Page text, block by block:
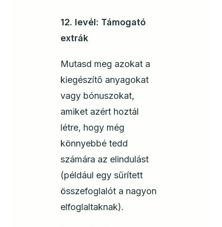
12. levél: Támogató
extrák
Mutasd meg azokat a
kiegészítő anyagokat
vagy bónuszokat,
amiket azért hoztál
létre, hogy még
könnyebbé tedd
számára az elindulást
(például egy sűrített
összefoglalót a nagyon
elfoglaltaknak).